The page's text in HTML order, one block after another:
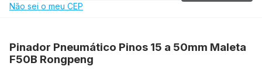
Não sei o meu CEP
Pinador Pneumático Pinos 15 a 50mm Maleta
F50B Rongpeng